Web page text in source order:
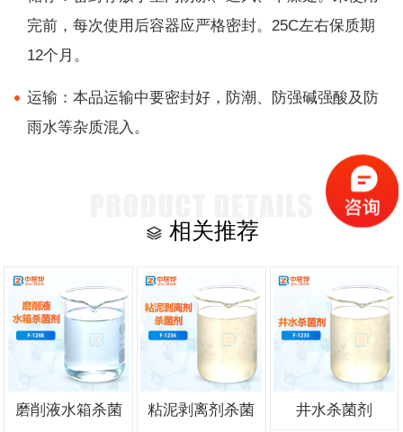
完前，每次使用后容器应严格密封。25C左右保质期
12个月。
运输：本品运输中要密封好，防潮、防强碱强酸及防
雨水等杂质混入。
相关推荐
磨削液水箱杀菌 粘泥剥离剂杀菌 井水杀菌剂